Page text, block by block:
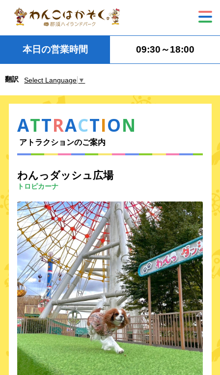
本日の営業時間 09:30～18:00
翻訳 Select Language ▼
ATTRACTION
アトラクションのご案内
わんっダッシュ広場
トロピカーナ